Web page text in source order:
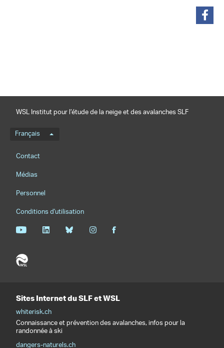
WSL Institut pour l’étude de la neige et des avalanches SLF
Menu de langue
Français
Footernavigation
Contact
Médias
Personnel
Conditions d'utilisation
Sites Internet du SLF et WSL
whiterisk.ch
Connaissance et prévention des avalanches, infos pour la
randonnée à ski